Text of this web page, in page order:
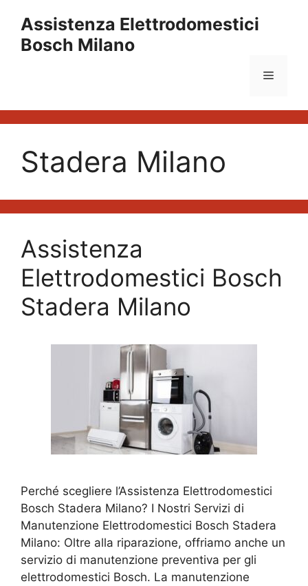
contenuto
Assistenza Elettrodomestici
Bosch Milano
Menu
Stadera Milano
Assistenza
Elettrodomestici Bosch
Stadera Milano
Perché scegliere l’Assistenza Elettrodomestici
Bosch Stadera Milano? I Nostri Servizi di
Manutenzione Elettrodomestici Bosch Stadera
Milano: Oltre alla riparazione, offriamo anche un
servizio di manutenzione preventiva per gli
elettrodomestici Bosch. La manutenzione